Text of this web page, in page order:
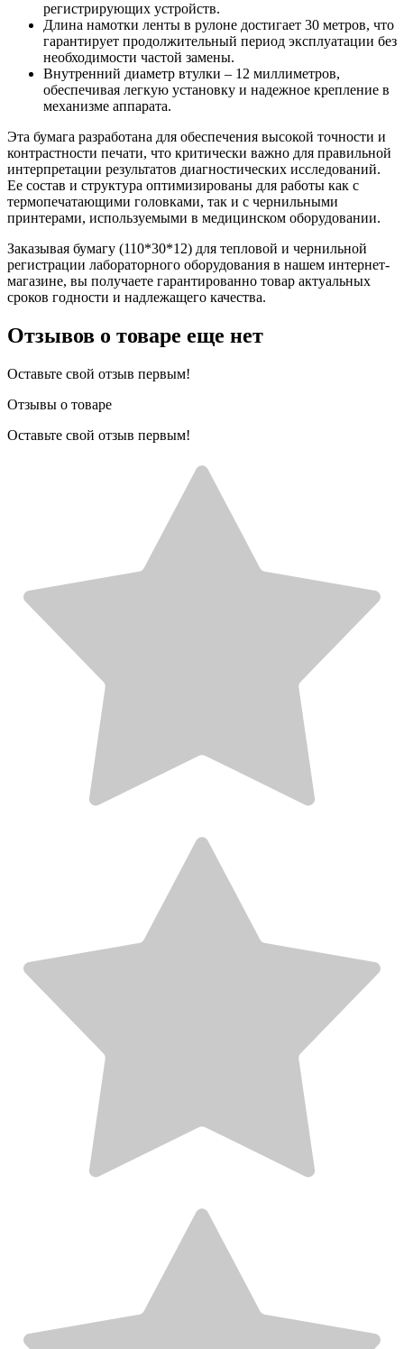
регистрирующих устройств.
Длина намотки ленты в рулоне достигает 30 метров, что
гарантирует продолжительный период эксплуатации без
необходимости частой замены.
Внутренний диаметр втулки – 12 миллиметров,
обеспечивая легкую установку и надежное крепление в
механизме аппарата.
Эта бумага разработана для обеспечения высокой точности и
контрастности печати, что критически важно для правильной
интерпретации результатов диагностических исследований.
Ее состав и структура оптимизированы для работы как с
термопечатающими головками, так и с чернильными
принтерами, используемыми в медицинском оборудовании.
Заказывая бумагу (110*30*12) для тепловой и чернильной
регистрации лабораторного оборудования в нашем интернет-
магазине, вы получаете гарантированно товар актуальных
сроков годности и надлежащего качества.
Отзывов о товаре еще нет
Оставьте свой отзыв первым!
Отзывы о товаре
Оставьте свой отзыв первым!